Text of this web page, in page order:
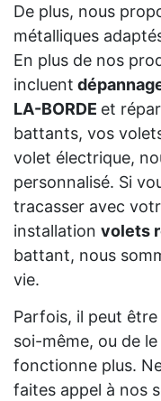
De plus, nous
métalliques
En plus de nos
incluent
LA-BORDE et
battants, vos
volet électrique,
personnalisé. Si
tracasser avec
installation volets
battant, nous
vie.
Parfois, il peut
soi-même, ou de
fonctionne plus.
faites appel à nos